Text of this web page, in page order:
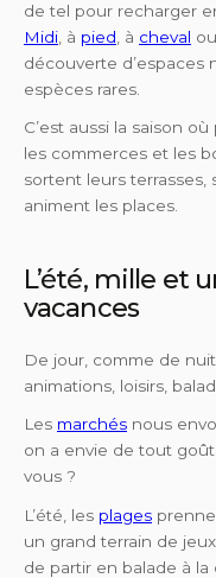
de tel pour recharger
Midi , à pied , à cheval
découverte d’espaces
espèces rares.
C’est aussi la saison
les commerces et les
sortent leurs terrasses,
animent les places.
L’été, mille et
vacances
De jour, comme de
animations, loisirs,
Les marchés nous
on a envie de tout
vous ?
L’été, les plages
un grand terrain de
de partir en balade à